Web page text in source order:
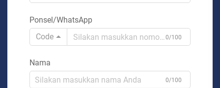
Ponsel/WhatsApp
Code
0/100
Nama
0/100